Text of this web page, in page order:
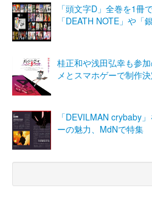
「頭文字D」全巻を1冊
「DEATH NOTE」や「
桂正和や浅田弘幸も参
メとスマホゲーで制作
「DEVILMAN crybaby
ーの魅力、MdNで特集